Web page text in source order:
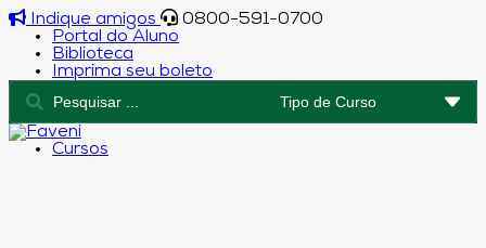
Indique amigos
0800-591-0700
Portal do Aluno
Biblioteca
Imprima seu boleto
Cursos